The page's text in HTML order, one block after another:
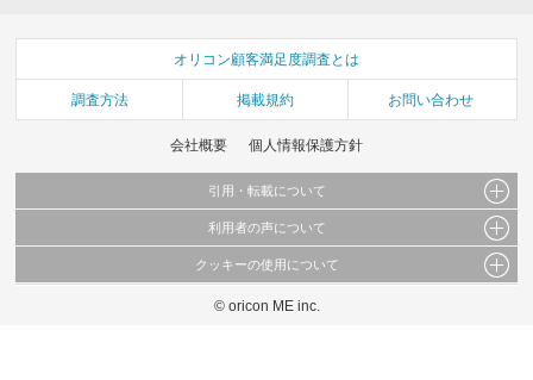
オリコン顧客満足度調査とは
調査方法 掲載規約 お問い合わせ
会社概要 個人情報保護方針
引用・転載について
当サイトで公開されている情報（文字、写真、イラスト、画像データ等）及びこれらの配
これらの情報を権利者の許可なく無断転載・複製などの二次利用を行うことは固く禁じて
利用者の声について
当サイトに掲載している内容はすべてサービスの利用者が提出された見解・感想です。
弊社の見解・ 意見ではないことをご理解いただいた上でご覧ください。
クッキーの使用について
このサイトでは Cookie を使用して、ユーザーに合わせたコンテンツや広告の表示、ソー
© oricon ME inc.